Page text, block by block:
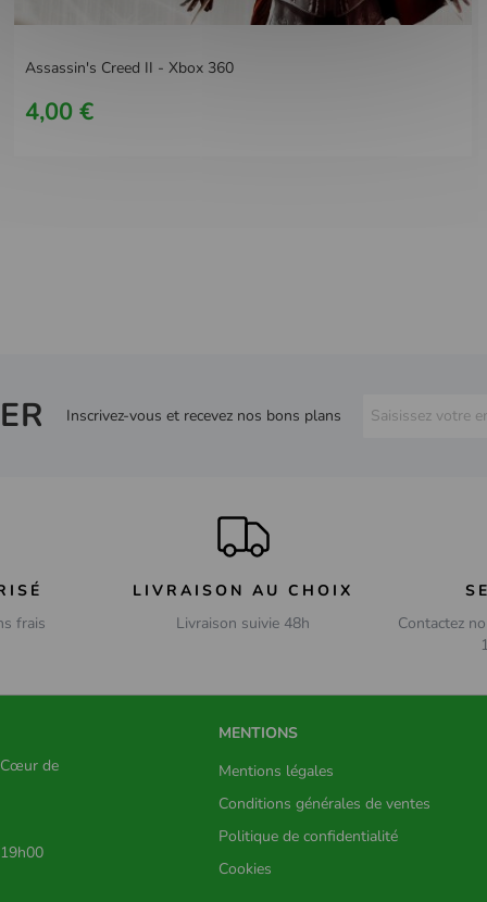
Assassin's Creed II - Xbox 360
4,00 €
Inscrivez-vous et recevez nos bons plans
frais
LIVRAISON AU CHOIX
Livraison suivie 48h
Contactez
Cœur de
MENTIONS
Mentions légales
Conditions générales de ventes
Politique de confidentialité
Cookies